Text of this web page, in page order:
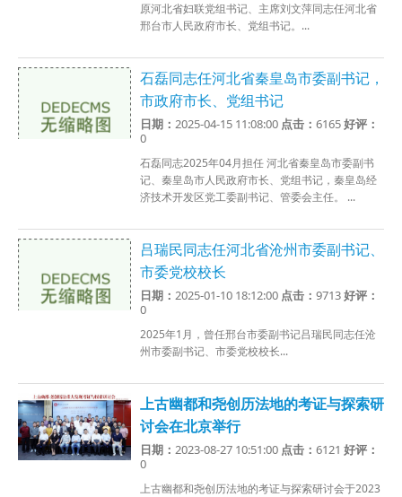
原河北省妇联党组书记、主席刘文萍同志任河北省
邢台市人民政府市长、党组书记。...
石磊同志任河北省秦皇岛市委副书记，
市政府市长、党组书记
日期：2025-04-15 11:08:00 点击：6165好评：
0
石磊同志​2025年04月担任 河北省秦皇岛市委副书
记、秦皇岛市人民政府市长、党组书记，秦皇岛经
济技术开发区党工委副书记、管委会主任。 ...
吕瑞民同志任河北省沧州市委副书记、
市委党校校长
日期：2025-01-10 18:12:00 点击：9713好评：
0
2025年1月，曾任邢台市委副书记吕瑞民同志任沧
州市委副书记、市委党校校长...
上古幽都和尧创历法地的考证与探索研
讨会在北京举行
日期：2023-08-27 10:51:00 点击：6121好评：
0
上古幽都和尧创历法地的考证与探索研讨会于2023